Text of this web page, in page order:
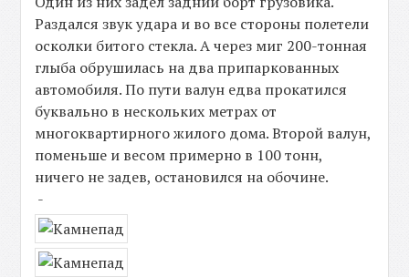
Раздался звук удара и во все стороны полетели
осколки битого стекла. А через миг 200-тонная
глыба обрушилась на два припаркованных
автомобиля. По пути валун едва прокатился
буквально в нескольких метрах от
многоквартирного жилого дома. Второй валун,
поменьше и весом примерно в 100 тонн,
ничего не задев, остановился на обочине.
-